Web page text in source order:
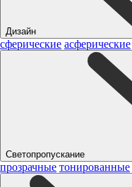
Дизайн
сферические асферические
Светопропускание
прозрачные тонированные